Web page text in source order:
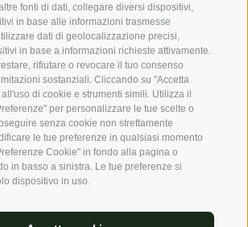
fonti di dati, collegare diversi dispositivi,
in base alle informazioni trasmesse
dati di geolocalizzazione precisi,
in base a informazioni richieste attivamente.
rifiutare o revocare il tuo consenso
sostanziali. Cliccando su "Accetta
di cookie e strumenti simili. Utilizza il
per personalizzare le tue scelte o
senza cookie non strettamente
le tue preferenze in qualsiasi momento
Cookie" in fondo alla pagina o
in basso a sinistra. Le tue preferenze si
dispositivo in uso.
Meteo
22° / 34°C
13° /36°C
del tempo